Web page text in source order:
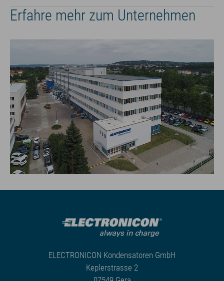
Erfahre mehr zum Unternehmen
ELECTRONICON Kondensatoren GmbH
Keplerstrasse 2